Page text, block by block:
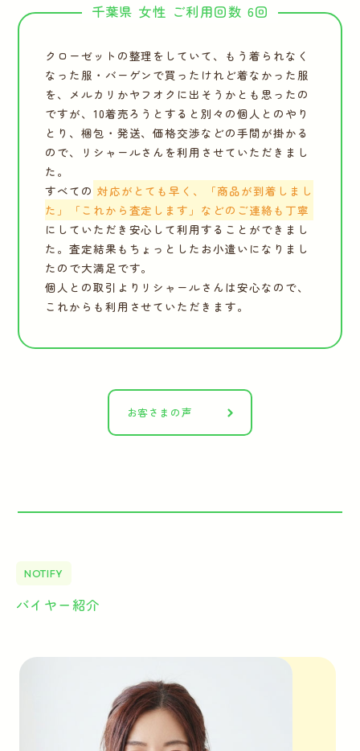
千葉県 女性 ご利用回数 6回
クローゼットの整理をしていて、もう着られなく
なった服・バーゲンで買ったけれど着なかった服
を、メルカリかヤフオクに出そうかとも思ったの
ですが、10着売ろうとすると別々の個人とのやり
とり、梱包・発送、価格交渉などの手間が掛かる
ので、リシャールさんを利用させていただきまし
た。
すべての 対応がとても早く、「商品が到着しまし
た」「これから査定します」などのご連絡も丁寧
にしていただき安心して利用することができまし
た。査定結果もちょっとしたお小遣いになりまし
たので大満足です。
個人との取引よりリシャールさんは安心なので、
これからも利用させていただきます。
お客さまの声
NOTIFY
バイヤー紹介